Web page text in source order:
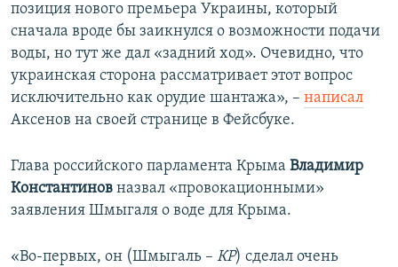
позиция нового премьера Украины, который
сначала вроде бы заикнулся о возможности подачи
воды, но тут же дал «задний ход». Очевидно, что
украинская сторона рассматривает этот вопрос
исключительно как орудие шантажа», – написал
Аксенов на своей странице в Фейсбуке.
Глава российского парламента Крыма Владимир
Константинов назвал «провокационными»
заявления Шмыгаля о воде для Крыма.
«Во-первых, он (Шмыгаль – КР) сделал очень